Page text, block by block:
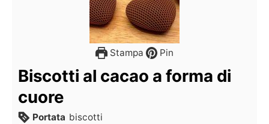
Stampa Pin
Biscotti al cacao a forma di
cuore
Portata biscotti